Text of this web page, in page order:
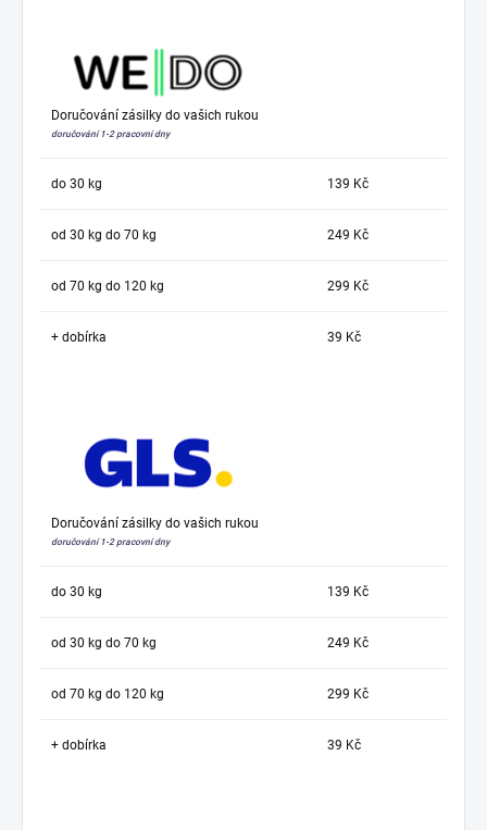
Doručování zásilky do vašich rukou
doručování 1-2 pracovní dny
do 30 kg 139 Kč
od 30 kg do 70 kg 249 Kč
od 70 kg do 120 kg 299 Kč
+ dobírka 39 Kč
Doručování zásilky do vašich rukou
doručování 1-2 pracovní dny
do 30 kg 139 Kč
od 30 kg do 70 kg 249 Kč
od 70 kg do 120 kg 299 Kč
+ dobírka 39 Kč